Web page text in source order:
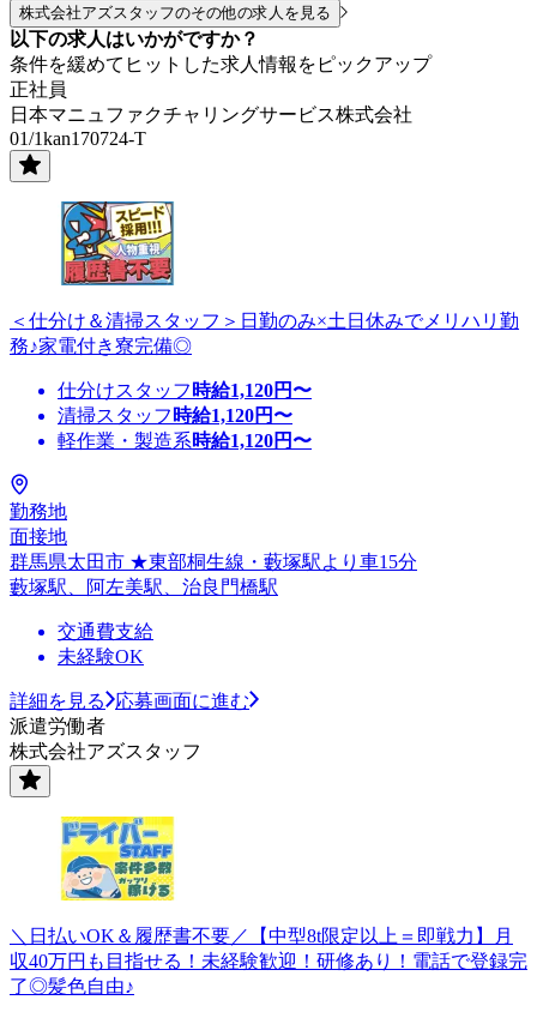
株式会社アズスタッフのその他の求人を見る
以下の求人はいかがですか？
条件を緩めてヒットした求人情報をピックアップ
正社員
日本マニュファクチャリングサービス株式会社
01/1kan170724-T
＜仕分け＆清掃スタッフ＞日勤のみ×土日休みでメリハリ勤
務♪家電付き寮完備◎
仕分けスタッフ 時給1,120円〜
清掃スタッフ 時給1,120円〜
軽作業・製造系時給1,120円〜
勤務地
面接地
群馬県太田市 ★東部桐生線・藪塚駅より車15分
藪塚駅、阿左美駅、治良門橋駅
交通費支給
未経験OK
詳細を見る
応募画面に進む
派遣労働者
株式会社アズスタッフ
＼日払いOK＆履歴書不要／【中型8t限定以上＝即戦力】月
収40万円も目指せる！未経験歓迎！研修あり！電話で登録完
了◎髪色自由♪